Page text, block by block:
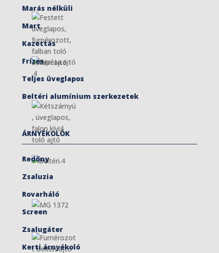
Marás nélküli
Mart
Kazettás
Frízes
Teljes üveglapos
Beltéri alumínium szerkezetek
ÁRNYÉKOLÓK
Redőny
Zsaluzia
Rovarháló
Screen
Zsalugáter
Kerti árnyékoló